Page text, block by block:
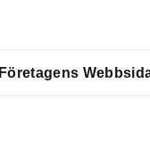
Företagens